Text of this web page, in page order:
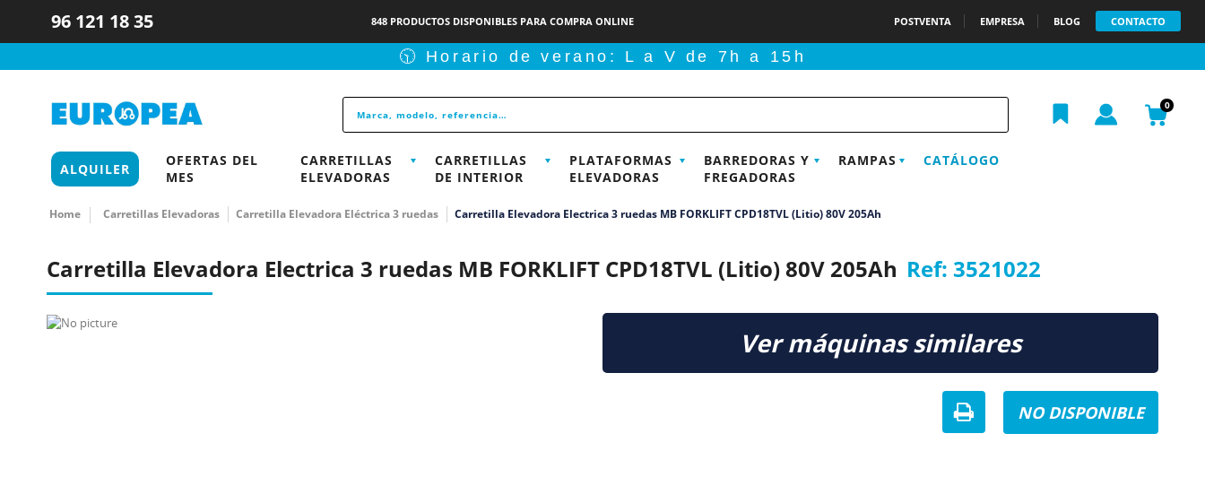
96 121 18 35 848 PRODUCTOS DISPONIBLES PARA COMPRA ONLINE POSTVENTA EMPRESA BLOG CONTACTO
🕥 Horario de verano: L a V de 7h a 15h
0
ALQUILER
OFERTAS DEL
MES
CARRETILLAS
ELEVADORAS
CARRETILLAS
DE INTERIOR
PLATAFORMAS
ELEVADORAS
BARREDORAS Y
FREGADORAS
RAMPAS CATÁLOGO
Home Carretillas Elevadoras Carretilla Elevadora Eléctrica 3 ruedas Carretilla Elevadora Electrica 3 ruedas MB FORKLIFT CPD18TVL (Litio) 80V 205Ah
Carretilla Elevadora Electrica 3 ruedas MB FORKLIFT CPD18TVL (Litio) 80V 205Ah Ref: 3521022
Ver máquinas similares
NO DISPONIBLE